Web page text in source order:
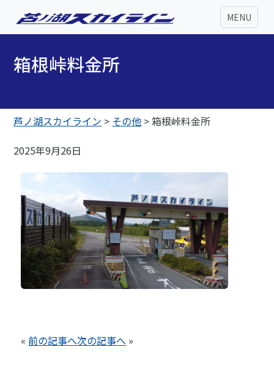
MENU
箱根峠料金所
芦ノ湖スカイライン > その他 >箱根峠料金所
2025年9月26日
«前の記事へ次の記事へ »